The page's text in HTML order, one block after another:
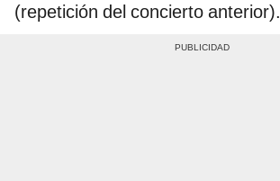
(repetición del concierto anterior).